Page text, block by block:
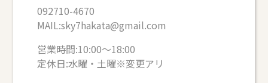
092710-4670
MAIL:sky7hakata@gmail.com
営業時間:10:00～18:00
定休日:水曜・土曜※変更アリ